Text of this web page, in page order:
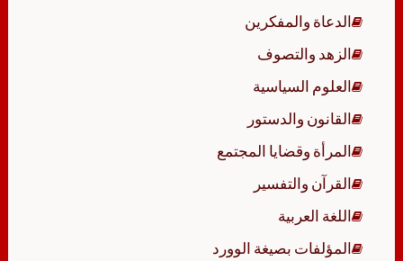
الدعاة والمفكرين
الزهد والتصوف
العلوم السياسية
القانون والدستور
المرأة وقضايا المجتمع
القرآن والتفسير
اللغة العربية
المؤلفات بصيغة الوورد